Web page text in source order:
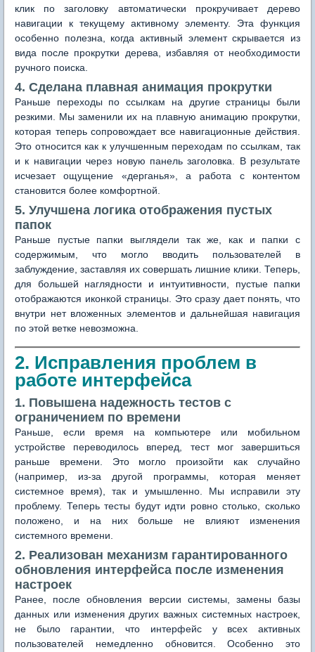
клик по заголовку автоматически прокручивает дерево
навигации к текущему активному элементу. Эта функция
особенно полезна, когда активный элемент скрывается из
вида после прокрутки дерева, избавляя от необходимости
ручного поиска.
4. Сделана плавная анимация прокрутки
Раньше переходы по ссылкам на другие страницы были
резкими. Мы заменили их на плавную анимацию прокрутки,
которая теперь сопровождает все навигационные действия.
Это относится как к улучшенным переходам по ссылкам, так
и к навигации через новую панель заголовка. В результате
исчезает ощущение «дерганья», а работа с контентом
становится более комфортной.
5. Улучшена логика отображения пустых
папок
Раньше пустые папки выглядели так же, как и папки с
содержимым, что могло вводить пользователей в
заблуждение, заставляя их совершать лишние клики. Теперь,
для большей наглядности и интуитивности, пустые папки
отображаются иконкой страницы. Это сразу дает понять, что
внутри нет вложенных элементов и дальнейшая навигация
по этой ветке невозможна.
2. Исправления проблем в
работе интерфейса
1. Повышена надежность тестов с
ограничением по времени
Раньше, если время на компьютере или мобильном
устройстве переводилось вперед, тест мог завершиться
раньше времени. Это могло произойти как случайно
(например, из-за другой программы, которая меняет
системное время), так и умышленно. Мы исправили эту
проблему. Теперь тесты будут идти ровно столько, сколько
положено, и на них больше не влияют изменения
системного времени.
2. Реализован механизм гарантированного
обновления интерфейса после изменения
настроек
Ранее, после обновления версии системы, замены базы
данных или изменения других важных системных настроек,
не было гарантии, что интерфейс у всех активных
пользователей немедленно обновится. Особенно это